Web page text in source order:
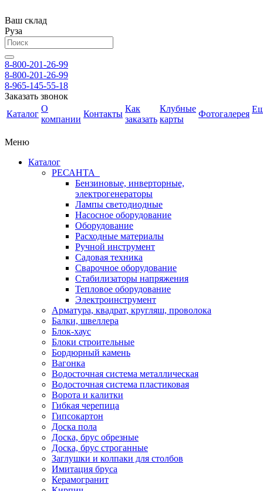
Ваш склад
Руза
8-800-201-26-99
8-800-201-26-99
8-965-145-55-18
Заказать звонок
Каталог
О
компании
Контакты
Как
заказать
Клубные
карты
Фотогалерея
Меню
Каталог
РЕСАНТА
Бензиновые, инверторные,
электрогенераторы
Лампы светодиодные
Насосное оборудование
Оборудование
Расходные материалы
Ручной инструмент
Садовая техника
Сварочное оборудование
Стабилизаторы напряжения
Тепловое оборудование
Электроинструмент
Арматура, квадрат, кругляш, проволока
Балки, швеллера
Блок-хаус
Блоки строительные
Бордюрный камень
Вагонка
Водосточная система металлическая
Водосточная система пластиковая
Ворота и калитки
Гибкая черепица
Гипсокартон
Доска пола
Доска, брус обрезные
Доска, брус строганные
Заглушки и колпаки для столбов
Имитация бруса
Керамогранит